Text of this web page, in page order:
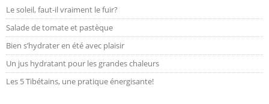
Le soleil, faut-il vraiment le fuir?
Salade de tomate et pastèque
Bien s’hydrater en été avec plaisir
Un jus hydratant pour les grandes chaleurs
Les 5 Tibétains, une pratique énergisante!